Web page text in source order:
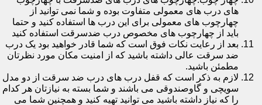
های درب های معمولی متفاوت بوده و شما نمی توانید از
چهارچوب های معمولی برای این درب ها استفاده کنید و حتما
باید از چهارچوب های مخصوص درب ضدسرقت استفاده کنید
بعد از رعایت نکات فوق است که شما قادر خواهید بود یک درب
ضد سرقت عالی داشته باشید که از امنیت مکان مورد نظرتان
مطمئن باشید.
لازم به ذکر است که قفل درب های درب ضد سرقت از دو مدل
سویچی و گاوصندوقی می باشند و شما بسته به نیازتان هر کدام
را که نیاز داشته باشید می توانید تهیه کنید و همچنین شما می